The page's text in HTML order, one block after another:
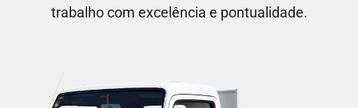
trabalho com excelência e pontualidade.